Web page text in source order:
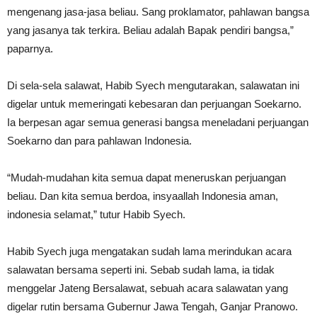
mengenang jasa-jasa beliau. Sang proklamator, pahlawan bangsa
yang jasanya tak terkira. Beliau adalah Bapak pendiri bangsa,”
paparnya.
Di sela-sela salawat, Habib Syech mengutarakan, salawatan ini
digelar untuk memeringati kebesaran dan perjuangan Soekarno.
Ia berpesan agar semua generasi bangsa meneladani perjuangan
Soekarno dan para pahlawan Indonesia.
“Mudah-mudahan kita semua dapat meneruskan perjuangan
beliau. Dan kita semua berdoa, insyaallah Indonesia aman,
indonesia selamat,” tutur Habib Syech.
Habib Syech juga mengatakan sudah lama merindukan acara
salawatan bersama seperti ini. Sebab sudah lama, ia tidak
menggelar Jateng Bersalawat, sebuah acara salawatan yang
digelar rutin bersama Gubernur Jawa Tengah, Ganjar Pranowo.